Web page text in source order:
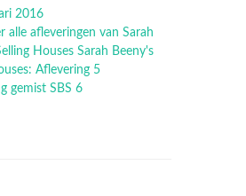
2016
alle afleveringen van Sarah
Houses Sarah Beeny's
Aflevering 5
gemist SBS 6